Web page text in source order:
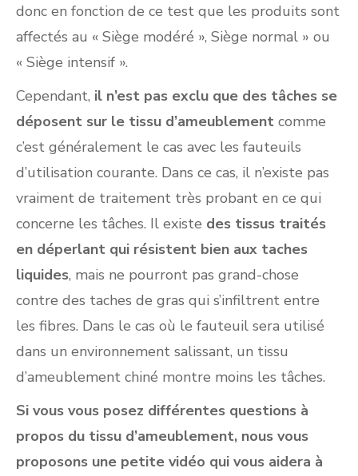
donc en fonction de ce test que les produits sont
affectés au « Siège modéré », Siège normal » ou
« Siège intensif ».
Cependant, il n’est pas exclu que des tâches se
déposent sur le tissu d’ameublement comme
c’est généralement le cas avec les fauteuils
d’utilisation courante. Dans ce cas, il n’existe pas
vraiment de traitement très probant en ce qui
concerne les tâches. Il existe des tissus traités
en déperlant qui résistent bien aux taches
liquides, mais ne pourront pas grand-chose
contre des taches de gras qui s’infiltrent entre
les fibres. Dans le cas où le fauteuil sera utilisé
dans un environnement salissant, un tissu
d’ameublement chiné montre moins les tâches.
Si vous vous posez différentes questions à
propos du tissu d’ameublement, nous vous
proposons une petite vidéo qui vous aidera à